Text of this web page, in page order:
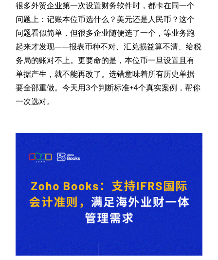
很多外贸企业第一次设置财务软件时，都卡在同一个
问题上：记账本位币选什么？美元还是人民币？这个
问题看似简单，但很多企业随便选了一个，等业务跑
起来才发现——报表币种不对、汇兑损益算不清、给税
务局的账对不上。更要命的是，本位币一旦设置且有
单据产生，就不能再改了。选错意味着所有历史单据
要全部重做。今天用3个判断标准+4个真实案例，帮你
一次选对。